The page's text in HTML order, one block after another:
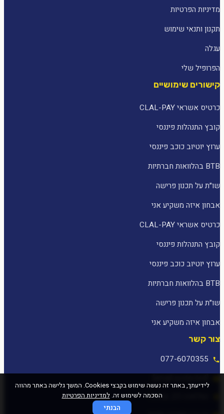
מדיניות הפרטיות
תקנון ותנאי שימוש
עגלה
הפרופיל שלי
קישורים שימושיים
כרטיס אשראי CLAL-PAY
קובץ התנהלות פיננסי
ערוץ יוטיוב כוכב פיננסי
BTB בהלוואות חברתיות
שו״ת על תכנון פרישה
אבחון איזה משקיע אני
כרטיס אשראי CLAL-PAY
קובץ התנהלות פיננסי
ערוץ יוטיוב כוכב פיננסי
BTB בהלוואות חברתיות
שו״ת על תכנון פרישה
אבחון איזה משקיע אני
צור קשר
077-6070355
לידיעתך, באתר זה נעשה שימוש בקבצי Cookies. המשך גלישה באתר מהווה
הסכמה לשימוש זה.למדיניות הפרטיות
הבנתי